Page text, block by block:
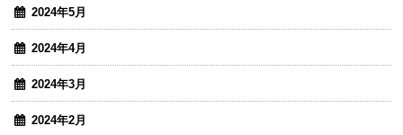
2024年5月
2024年4月
2024年3月
2024年2月